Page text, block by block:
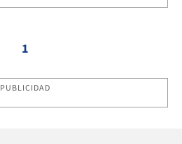
1
PUBLICIDAD